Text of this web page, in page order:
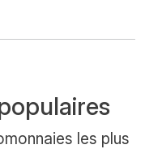
les plus